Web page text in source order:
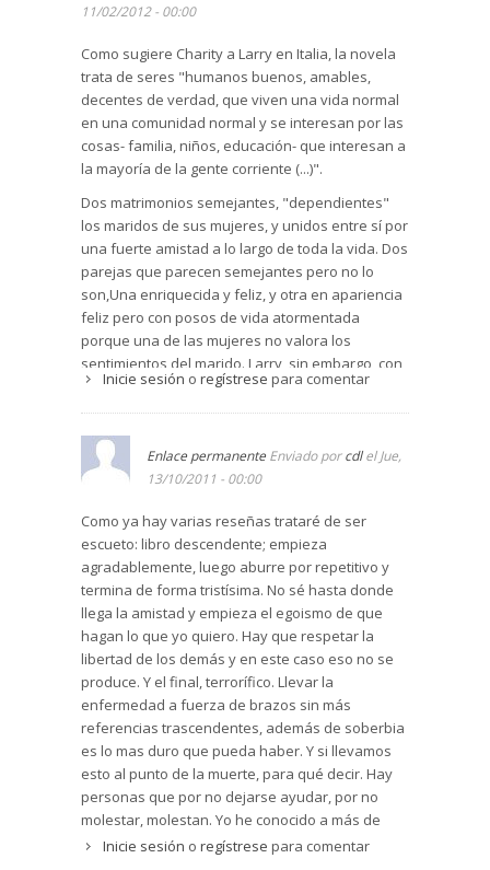
la hora de la investigación, le impide acceder a la
inconstancia queda patente a la hora de
consagrarse a la poesía. Solo el carácter
enérgico de su esposa Charity le hace aparecer
como la cabeza de una familia numerosa y como
propietario y protector de la naturaleza en una
zona extensa de Battle Pond. Charity ejerce un
matriarcado férreo desde el que diseña la gran
mansión, el paisaje, la vida de todos y cada uno
de los miembros de la familia durante treinta
años.
Y también es la vida social de Charity, las fiestas
que organiza en su casa de recién casada con
un joven profesor universitario en Wisconsin, la
que atrae a su círculo a otro joven profesor,
Larry Morgan, y a su esposa, Sally.
amistad de esas dos parejas.
La voz narradora es la de Larry Morgan. Stegner
esos momentos mediante diálogos entre Larry y
los otros tres amigos.
El tiempo de la novela se desarrolla durante el
día de 1972, en el que Larry y su esposa Sally
llegan a Battle Pond, tras viajar desde
Alburquerque, Nuevo Méjico, hasta Battle Pond,
el paraíso construido por Charity en Vermont.
Han pasado treinta años. Los años en los que
ambos matrimonios han construido sus familias,
su carrera profesional y han sabido mantener la
relación de amistad profunda mediante su
presencia en los momentos difíciles y su
generosa dedicación.
Años en los que ha habido de todo. Ya en la casa
11/02/2012 - 00:00
Como sugiere Charity a Larry en Italia, la novela
trata de seres "humanos buenos, amables,
decentes de verdad, que viven una vida normal
en una comunidad normal y se interesan por las
cosas- familia, niños, educación- que interesan a
la mayoría de la gente corriente (...)".
Dos matrimonios semejantes, "dependientes"
los maridos de sus mujeres, y unidos entre sí por
una fuerte amistad a lo largo de toda la vida. Dos
parejas que parecen semejantes pero no lo
son,Una enriquecida y feliz, y otra en apariencia
feliz pero con posos de vida atormentada
porque una de las mujeres no valora los
sentimientos del marido. Larry, sin embargo, con
grandes proyectos juvenles, trastocados por la
enfermedad de Sally, al final reconoce que la
enfermedad de su mujer le ha dado mucho.
Del libro se desprenden lecciones de amistad
dignas de encomio. Reflexiones sobre el sentido
demás como son con sus defectos y limitaciones,
del respeto a la libertad de los demás y a sus
posibles equivocaciones, sin imponerse.
Es un libro sobre todo para comentar con los
amigos y sacar consideraciones para la vida
ordinaria: fidelidad, necesidad de los
sentimientos, la libertad, la educación de los
hijos...
Se echa en falta también la trascendencia. Algo
que cuando falta acaba por asfixiar las vidas.
Así todo, me ha gustado mucho.
Inicie sesión o regístrese para comentar
Enlace permanente Enviado porcdlel Jue,
13/10/2011 - 00:00
Como ya hay varias reseñas trataré de ser
escueto: libro descendente; empieza
agradablemente, luego aburre por repetitivo y
termina de forma tristísima. No sé hasta donde
llega la amistad y empieza el egoismo de que
hagan lo que yo quiero. Hay que respetar la
libertad de los demás y en este caso eso no se
produce. Y el final, terrorífico. Llevar la
enfermedad a fuerza de brazos sin más
referencias trascendentes, además de soberbia
es lo mas duro que pueda haber. Y si llevamos
esto al punto de la muerte, para qué decir. Hay
personas que por no dejarse ayudar, por no
molestar, molestan. Yo he conocido a más de
una. No me parece un libro recomendable, más
Inicie sesión o regístrese para comentar